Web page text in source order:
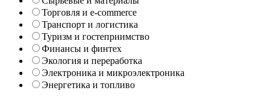
Торговля и e-commerce
Транспорт и логистика
Туризм и гостеприимство
Финансы и финтех
Экология и переработка
Электроника и микроэлектроника
Энергетика и топливо